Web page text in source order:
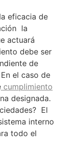
eficacia de
la
actuará
debe ser
de
el caso de
cumplimiento
designada.
El
interno
todo el